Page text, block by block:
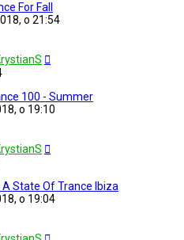
For Fall
o 21:54
100 - Summer
o 19:10
State Of Trance Ibiza
o 19:04